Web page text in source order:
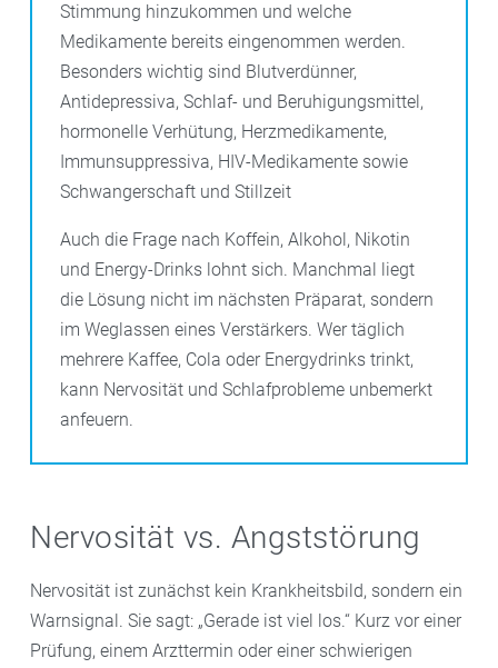
Stimmung hinzukommen und welche
Medikamente bereits eingenommen werden.
Besonders wichtig sind Blutverdünner,
Antidepressiva, Schlaf- und Beruhigungsmittel,
hormonelle Verhütung, Herzmedikamente,
Immunsuppressiva, HIV-Medikamente sowie
Schwangerschaft und Stillzeit
Auch die Frage nach Koffein, Alkohol, Nikotin
und Energy-Drinks lohnt sich. Manchmal liegt
die Lösung nicht im nächsten Präparat, sondern
im Weglassen eines Verstärkers. Wer täglich
mehrere Kaffee, Cola oder Energydrinks trinkt,
kann Nervosität und Schlafprobleme unbemerkt
anfeuern.
Nervosität vs. Angststörung
Nervosität ist zunächst kein Krankheitsbild, sondern ein
Warnsignal. Sie sagt: „Gerade ist viel los.“ Kurz vor einer
Prüfung, einem Arzttermin oder einer schwierigen